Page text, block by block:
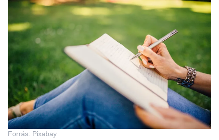
Forrás: Pixabay